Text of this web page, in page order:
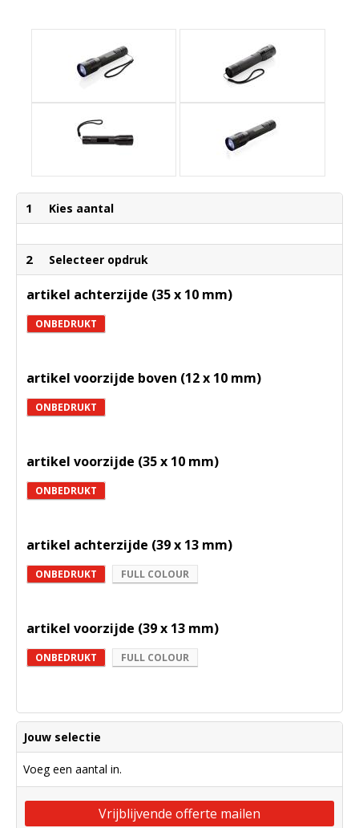
1 Kies aantal
2 Selecteer opdruk
artikel achterzijde (35 x 10 mm)
ONBEDRUKT
artikel voorzijde boven (12 x 10 mm)
ONBEDRUKT
artikel voorzijde (35 x 10 mm)
ONBEDRUKT
artikel achterzijde (39 x 13 mm)
ONBEDRUKT FULL COLOUR
artikel voorzijde (39 x 13 mm)
ONBEDRUKT FULL COLOUR
Jouw selectie
Voeg een aantal in.
Vrijblijvende offerte mailen